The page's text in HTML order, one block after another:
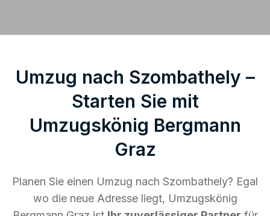
Umzug nach Szombathely –
Starten Sie mit
Umzugskönig Bergmann
Graz
Planen Sie einen Umzug nach Szombathely? Egal
wo die neue Adresse liegt, Umzugskönig